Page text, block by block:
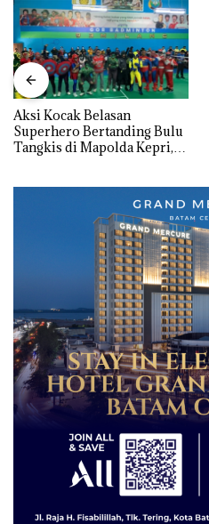
Aksi Kocak Belasan
Superhero Bertanding Bulu
Tangkis di Mapolda Kepri,